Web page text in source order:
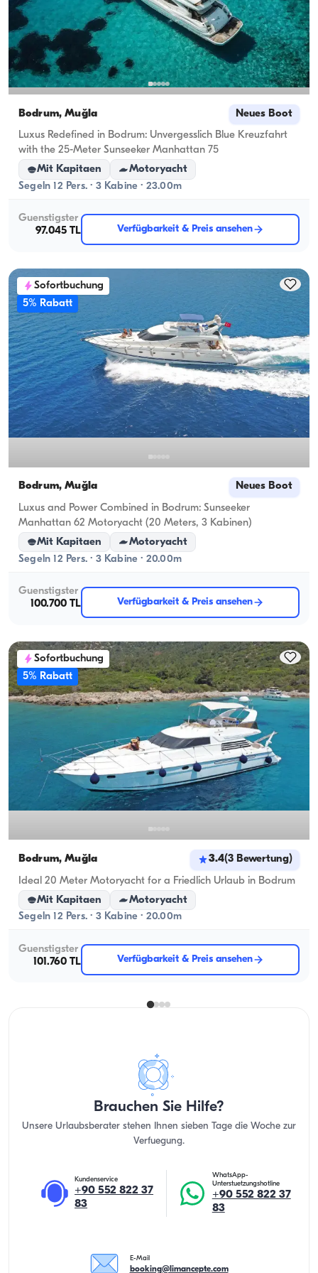
Bodrum, Muğla Neues Boot
Luxus Redefined in Bodrum: Unvergesslich Blue Kreuzfahrt
with the 25-Meter Sunseeker Manhattan 75
Mit Kapitaen
Motoryacht
Segeln 12 Pers. · 3 Kabine · 23.00m
Guenstigster
97.045 TL
Verfügbarkeit & Preis ansehen
Sofortbuchung
5% Rabatt
Bodrum, Muğla Neues Boot
Luxus and Power Combined in Bodrum: Sunseeker
Manhattan 62 Motoryacht (20 Meters, 3 Kabinen)
Mit Kapitaen
Motoryacht
Segeln 12 Pers. · 3 Kabine · 20.00m
Guenstigster
100.700 TL
Verfügbarkeit & Preis ansehen
Sofortbuchung
5% Rabatt
Bodrum, Muğla 3.4(3 Bewertung)
Ideal 20 Meter Motoryacht for a Friedlich Urlaub in Bodrum
Mit Kapitaen
Motoryacht
Segeln 12 Pers. · 3 Kabine · 20.00m
Guenstigster
101.760 TL
Verfügbarkeit & Preis ansehen
Brauchen Sie Hilfe?
Unsere Urlaubsberater stehen Ihnen sieben Tage die Woche zur
Verfuegung.
Kundenservice
+90 552 822 37
83
WhatsApp-
Unterstuetzungshotline
+90 552 822 37
83
E-Mail
booking@limancepte.com